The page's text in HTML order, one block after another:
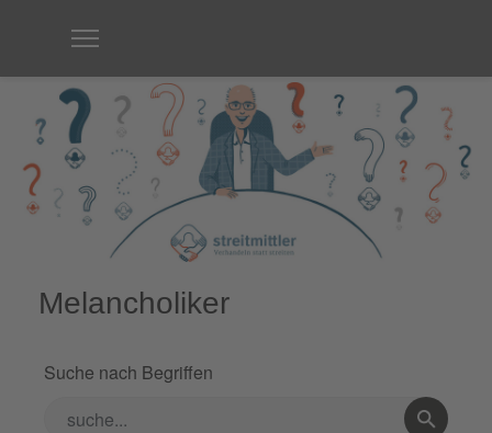
Melancholiker
Suche nach Begriffen